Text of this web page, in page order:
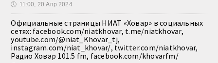
🕔 11:00, 20.Апр 2024
Официальные страницы НИАТ «Ховар» в социальных
сетях: facebook.com/niatkhovar, t.me/niatkhovar,
youtube.com/@niat_Khovar_tj,
instagram.com/niat_khovar/, twitter.com/niatkhovar,
Радио Ховар 101.5 fm, facebook.com/khovarfm/